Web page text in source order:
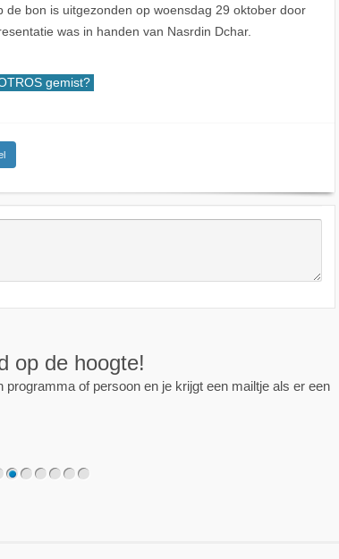
de bon is uitgezonden op woensdag 29 oktober door
was in handen van Nasrdin Dchar.
gemist?
op de hoogte!
programma of persoon en je krijgt een mailtje als er een